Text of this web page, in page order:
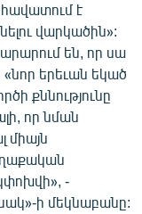
հավատում է
վարկածին»:
են, որ սա
երեւան եկած
քննությունը
որ նման
միայն
-
ի մեկնաբանը: